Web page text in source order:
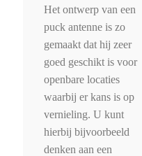
Het ontwerp van een
puck antenne is zo
gemaakt dat hij zeer
goed geschikt is voor
openbare locaties
waarbij er kans is op
vernieling. U kunt
hierbij bijvoorbeeld
denken aan een